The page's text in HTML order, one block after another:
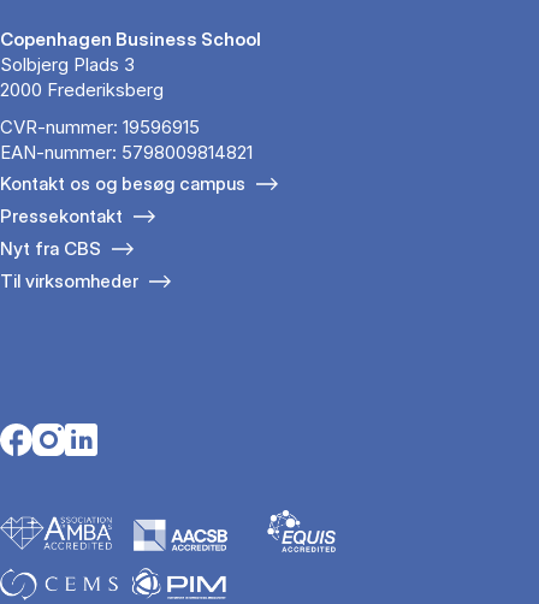
Copenhagen Business School
Solbjerg Plads 3
2000 Frederiksberg
CVR-nummer: 19596915
EAN-nummer: 5798009814821
Kontakt os og besøg campus
Pressekontakt
Nyt fra CBS
Til virksomheder
Opens in a new tab
Opens in a new tab
Opens in a new tab